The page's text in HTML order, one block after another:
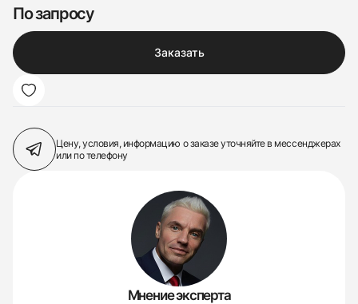
По запросу
Заказать
Цену, условия, информацию о заказеуточняйте в мессенджерах
или по телефону
Мнение эксперта